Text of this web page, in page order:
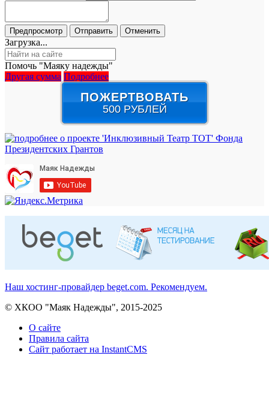
Загрузка...
Помочь "Маяку надежды"
Другая сумма Подробнее
ПОЖЕРТВОВАТЬ
500 РУБЛЕЙ
Наш хостинг-провайдер beget.com. Рекомендуем.
© ХКОО "Маяк Надежды", 2015-2025
О сайте
Правила сайта
Сайт работает на InstantCMS